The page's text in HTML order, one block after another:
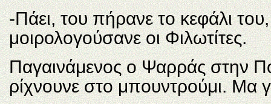
-Πάει, του πήρανε το κεφάλι του,
μοιρολογούσανε οι Φιλωτίτες.
Παγαινάμενος ο Ψαρράς στην
ρίχνουνε στο μπουντρούμι. Μα